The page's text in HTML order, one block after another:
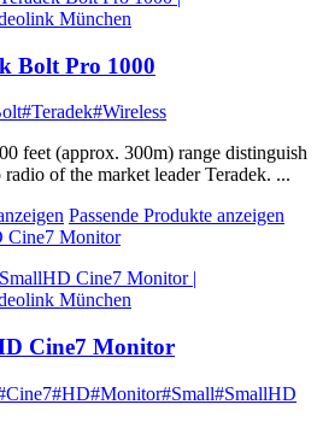
Bolt Pro 1000
#Teradek#Wireless
feet (approx. 300m) range distinguish
radio of the market leader Teradek. ...
Passende Produkte anzeigen
Cine7 Monitor
Cine7 Monitor
#HD#Monitor#Small#SmallHD